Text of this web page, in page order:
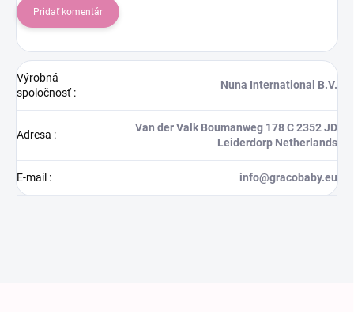
Pridať komentár
Výrobná
spoločnosť:
Nuna International B.V.
Adresa :
Van der Valk Boumanweg 178 C 2352 JD
Leiderdorp Netherlands
E-mail : info@gracobaby.eu